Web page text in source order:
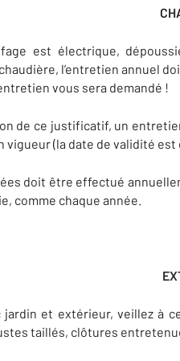
est électrique,
l’entretien annuel
vous sera demandé !
de ce justificatif, un
vigueur (la date de validité est
doit être effectué
comme chaque année.
jardin et extérieur, veillez à
taillés, clôtures